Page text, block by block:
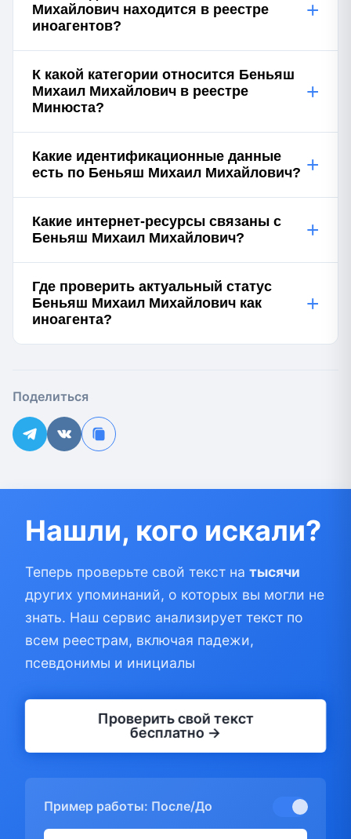
Михайлович находится в реестре
иноагентов?
+
К какой категории относится Беньяш
Михаил Михайлович в реестре
Минюста?
+
Какие идентификационные данные
есть по Беньяш Михаил Михайлович? +
Какие интернет-ресурсы связаны с
Беньяш Михаил Михайлович?
+
Где проверить актуальный статус
Беньяш Михаил Михайлович как
иноагента?
+
Поделиться
Нашли, кого искали?
Теперь проверьте свой текст на тысячи
других упоминаний, о которых вы могли не
знать. Наш сервис анализирует текст по
всем реестрам, включая падежи,
псевдонимы и инициалы
Проверить свой текст
бесплатно →
Пример работы: После/До